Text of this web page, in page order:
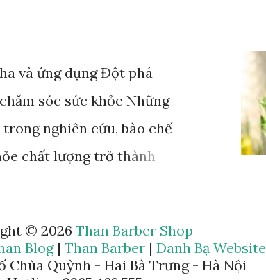
và ứng dụng Đột phá
sóc sức khỏe Những
nghiên cứu, bào chế
chất lượng trở thành
tiên phong tiêu biểu. Đơn vị
học trong việc sản
© 2026 Than Barber Shop
Blog| Than Barber| Danh Bạ Website
Chùa Quỳnh - Hai Bà Trưng - Hà Nội